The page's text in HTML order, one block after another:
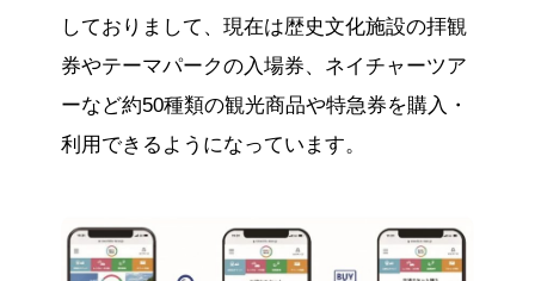
しておりまして、現在は歴史文化施設の拝観
券やテーマパークの入場券、ネイチャーツア
ーなど約50種類の観光商品や特急券を購入・
利用できるようになっています。